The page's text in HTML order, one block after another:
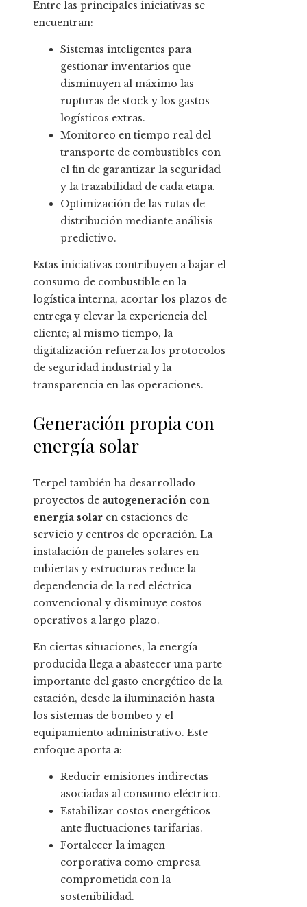
Entre las principales iniciativas se
encuentran:
Sistemas inteligentes para
gestionar inventarios que
disminuyen al máximo las
rupturas de stock y los gastos
logísticos extras.
Monitoreo en tiempo real del
transporte de combustibles con
el fin de garantizar la seguridad
y la trazabilidad de cada etapa.
Optimización de las rutas de
distribución mediante análisis
predictivo.
Estas iniciativas contribuyen a bajar el
consumo de combustible en la
logística interna, acortar los plazos de
entrega y elevar la experiencia del
cliente; al mismo tiempo, la
digitalización refuerza los protocolos
de seguridad industrial y la
transparencia en las operaciones.
Generación propia con
energía solar
Terpel también ha desarrollado
proyectos de autogeneración con
energía solar en estaciones de
servicio y centros de operación. La
instalación de paneles solares en
cubiertas y estructuras reduce la
dependencia de la red eléctrica
convencional y disminuye costos
operativos a largo plazo.
En ciertas situaciones, la energía
producida llega a abastecer una parte
importante del gasto energético de la
estación, desde la iluminación hasta
los sistemas de bombeo y el
equipamiento administrativo. Este
enfoque aporta a:
Reducir emisiones indirectas
asociadas al consumo eléctrico.
Estabilizar costos energéticos
ante fluctuaciones tarifarias.
Fortalecer la imagen
corporativa como empresa
comprometida con la
sostenibilidad.